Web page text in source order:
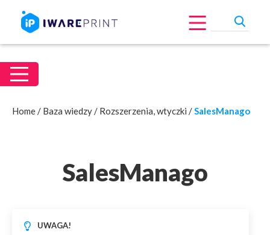
Home/ Baza wiedzy/ Rozszerzenia, wtyczki /SalesManago
SalesManago
UWAGA!